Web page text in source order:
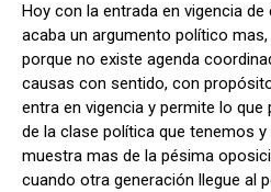
Facebook X
Facebook X
Hoy con la entrada en vigencia
acaba un argumento político
porque no existe agenda
causas con sentido, con
entra en vigencia y permite lo
de la clase política que tenemos
muestra mas de la pésima
cuando otra generación llegue al